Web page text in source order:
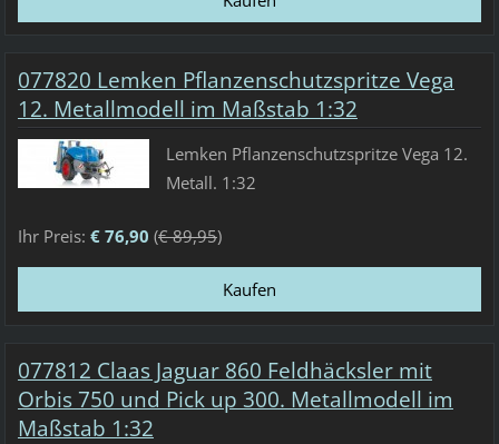
077820 Lemken Pflanzenschutzspritze Vega
12. Metallmodell im Maßstab 1:32
Lemken Pflanzenschutzspritze Vega 12.
Metall. 1:32
Ihr Preis: € 76,90 (€ 89,95)
077812 Claas Jaguar 860 Feldhäcksler mit
Orbis 750 und Pick up 300. Metallmodell im
Maßstab 1:32